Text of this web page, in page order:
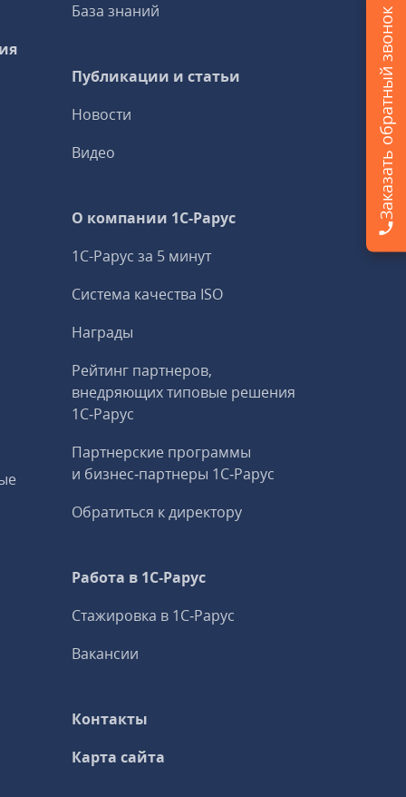
База знаний
Публикации и статьи
Новости
Видео
О компании 1C-Рарус
1С-Рарус за 5 минут
Система качества ISO
Награды
Рейтинг партнеров,
внедряющих типовые решения
1С‑Рарус
Партнерские программы
и бизнес‑партнеры 1С‑Рарус
Обратиться к директору
Работа в 1С‑Рарус
Стажировка в 1С‑Рарус
Вакансии
Контакты
Карта сайта
Заказать обратный звонок